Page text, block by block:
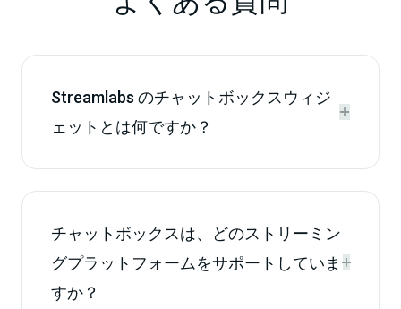
Streamlabs のチャットボックスウィジ
ェットとは何ですか？


チャットボックスは、どのストリーミン
グプラットフォームをサポートしていま
すか？

